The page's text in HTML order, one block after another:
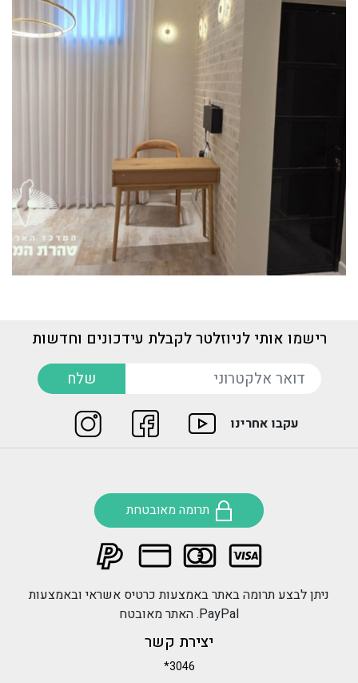
רישמו אותי לניוזלטר לקבלת עידכונים וחדשות
שלח
עקבו אחרינו
יצירת קשר
*3046
תרומה מאובטחת
ניתן לבצע תרומה באתר באמצעות כרטיס אשראי ובאמצעות
PayPal. האתר מאובטח